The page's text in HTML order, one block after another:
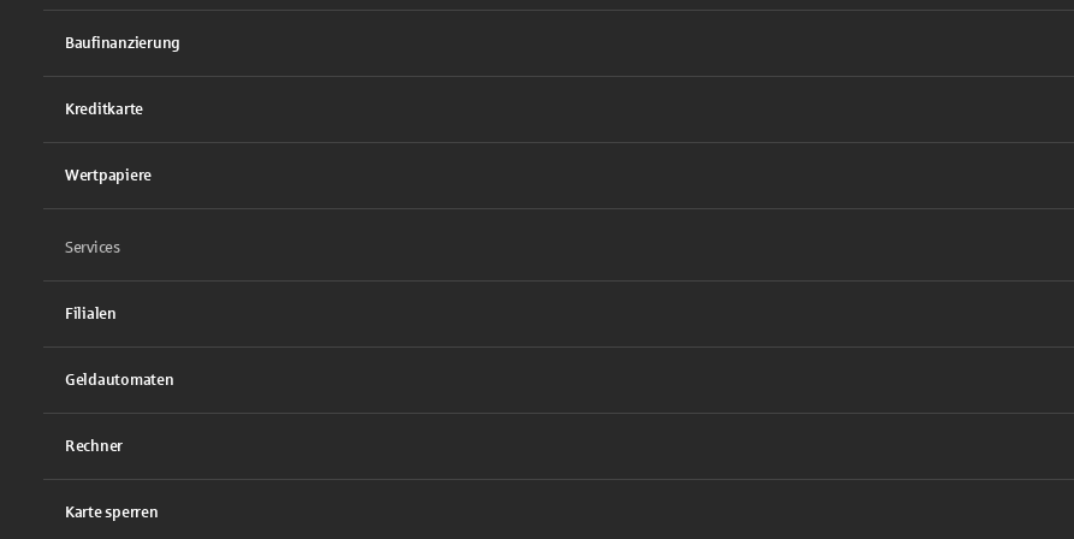
Baufinanzierung
Kreditkarte
Wertpapiere
Services
Filialen
Geldautomaten
Rechner
Karte sperren